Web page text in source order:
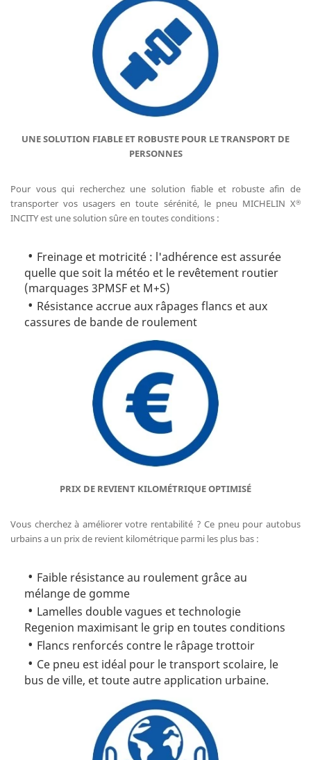
UNE SOLUTION FIABLE ET ROBUSTE POUR LE TRANSPORT DE
PERSONNES
Pour vous qui recherchez une solution fiable et robuste afin de
transporter vos usagers en toute sérénité, le pneu MICHELIN X®
INCITY est une solution sûre en toutes conditions :
Freinage et motricité : l'adhérence est assurée
quelle que soit la météo et le revêtement routier
(marquages 3PMSF et M+S)
Résistance accrue aux râpages flancs et aux
cassures de bande de roulement
PRIX DE REVIENT KILOMÉTRIQUE OPTIMISÉ
Vous cherchez à améliorer votre rentabilité ? Ce pneu pour autobus
urbains a un prix de revient kilométrique parmi les plus bas :
Faible résistance au roulement grâce au
mélange de gomme
Lamelles double vagues et technologie
Regenion maximisant le grip en toutes conditions
Flancs renforcés contre le râpage trottoir
Ce pneu est idéal pour le transport scolaire, le
bus de ville, et toute autre application urbaine.